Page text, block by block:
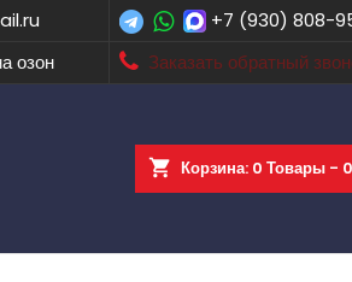
+7 (930) 808-
Заказать обратный
озон
shopping_cart Корзина: 0 Товары -